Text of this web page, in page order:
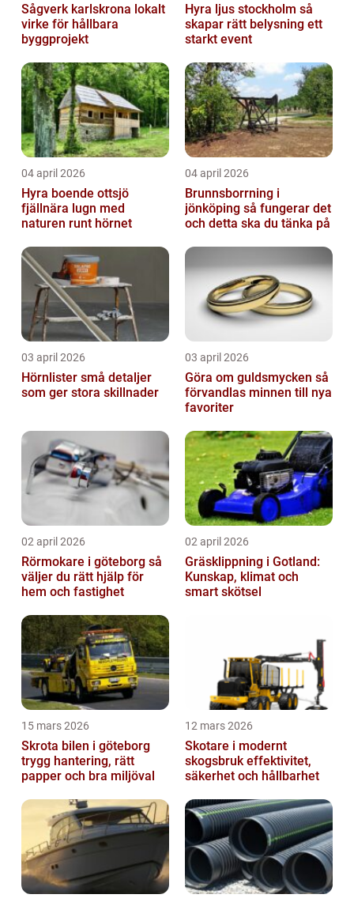
Sågverk karlskrona lokalt
virke för hållbara
byggprojekt
Hyra ljus stockholm så
skapar rätt belysning ett
starkt event
04 april 2026
Hyra boende ottsjö
fjällnära lugn med
naturen runt hörnet
04 april 2026
Brunnsborrning i
jönköping så fungerar det
och detta ska du tänka på
03 april 2026
Hörnlister små detaljer
som ger stora skillnader
03 april 2026
Göra om guldsmycken så
förvandlas minnen till nya
favoriter
02 april 2026
Rörmokare i göteborg så
väljer du rätt hjälp för
hem och fastighet
02 april 2026
Gräsklippning i Gotland:
Kunskap, klimat och
smart skötsel
15 mars 2026
Skrota bilen i göteborg
trygg hantering, rätt
papper och bra miljöval
12 mars 2026
Skotare i modernt
skogsbruk effektivitet,
säkerhet och hållbarhet